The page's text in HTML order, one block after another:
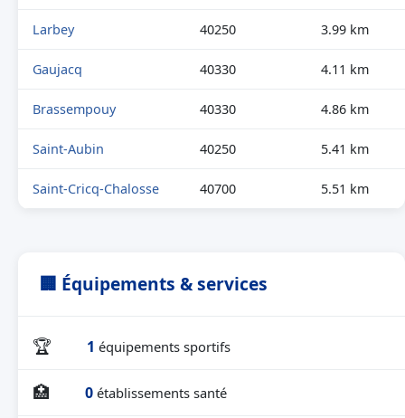
Larbey 40250 3.99 km
Gaujacq 40330 4.11 km
Brassempouy 40330 4.86 km
Saint-Aubin 40250 5.41 km
Saint-Cricq-Chalosse 40700 5.51 km
🏢 Équipements & services
🏆 1 équipements sportifs
🏥 0 établissements santé